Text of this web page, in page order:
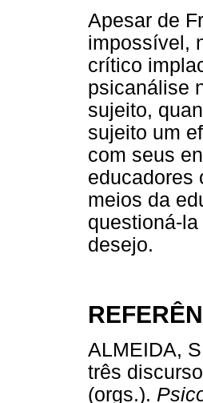
Apesar de
impossível,
crítico
psicanálise
sujeito,
sujeito um
com seus
educadores
meios da
questioná-
desejo.
ALMEIDA,
três
(orgs.).